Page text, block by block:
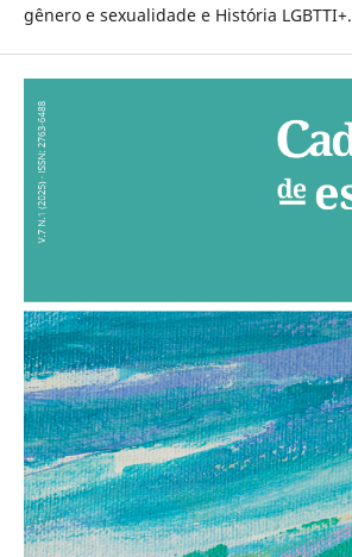
gênero e sexualidade e História LGBTTI+.